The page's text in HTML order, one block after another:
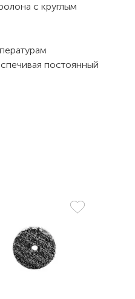
c круглым
постоянный